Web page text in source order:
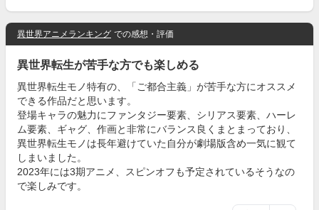
異世界アニメランキング での感想・評価
異世界転生が苦手な方でも楽しめる
異世界転生モノ特有の、「ご都合主義」が苦手な方にオススメ
できる作品だと思います。
登場キャラの魅力にファンタジー要素、シリアス要素、ハーレ
ム要素、ギャグ、作画と非常にバランス良くまとまっており、
異世界転生モノは長年避けていた自分が劇場版含め一気に観て
しまいました。
2023年には3期アニメ、スピンオフも予定されているそうなの
で楽しみです。